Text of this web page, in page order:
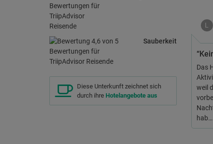
Sauberkeit
Diese Unterkunft zeichnet sich
durch ihre Hotelangebote aus
L
Das
weil
hab…